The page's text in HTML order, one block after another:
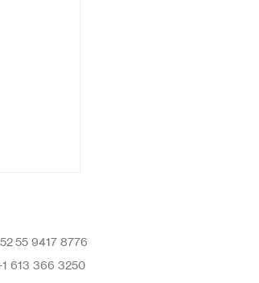
55 9417 8776
613 366 3250